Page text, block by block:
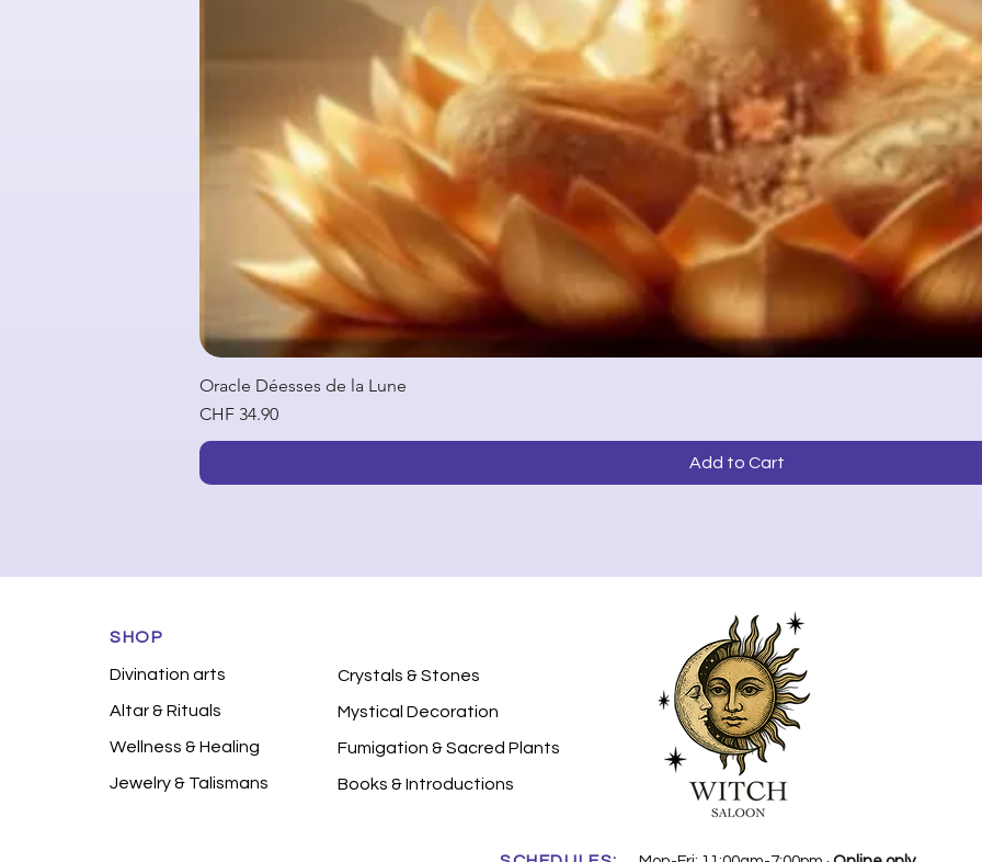
Oracle Déesses de la Lune
Price
CHF 34.90
Add to Cart
SHOP
Divination arts
Altar & Rituals
Wellness & Healing
Jewelry & Talismans
Crystals & Stones
Mystical Decoration
Fumigation & Sacred Plants
Books & Introductions